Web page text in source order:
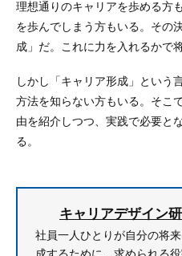
理想通りのキャリアを歩める方
を歩んでしまう方もいる。その
成」だ。これに力を入れるかで
しかし「キャリア形成」という
方法を知らない方もいる。そこ
由を紹介しつつ、実践で必要と
る。
キャリアデザイン
社員一人ひとりが自分の将
成するために、求められる